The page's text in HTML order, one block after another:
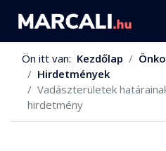
Ön itt van: Kezdőlap
Hirdetmények
Vadászterületek
hirdetmény